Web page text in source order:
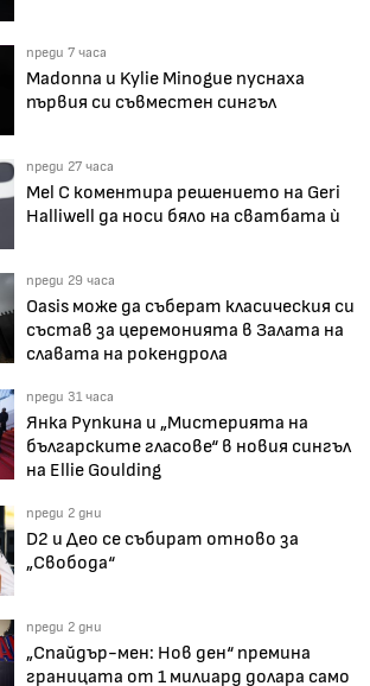
преди 7 часа
Madonna и Kylie Minogue пуснаха
първия си съвместен сингъл
преди 27 часа
Mel C коментира решението на Geri
Halliwell да носи бяло на сватбата ѝ
преди 29 часа
Oasis може да съберат класическия си
състав за церемонията в Залата на
славата на рокендрола
преди 31 часа
Янка Рупкина и „Мистерията на
българските гласове“ в новия сингъл
на Ellie Goulding
преди 2 дни
D2 и Део се събират отново за
„Свобода“
преди 2 дни
„Спайдър-мен: Нов ден“ премина
границата от 1 милиард долара само